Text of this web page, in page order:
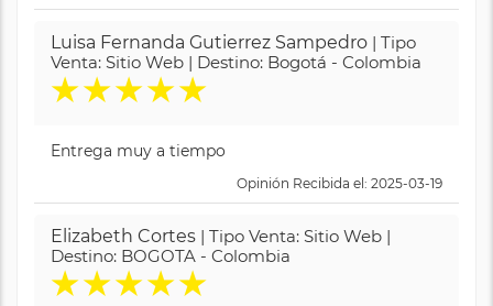
Luisa Fernanda Gutierrez Sampedro | Tipo
Venta: Sitio Web | Destino: Bogotá - Colombia
★★★★★
Entrega muy a tiempo
Opinión Recibida el: 2025-03-19
Elizabeth Cortes | Tipo Venta: Sitio Web |
Destino: BOGOTA - Colombia
★★★★★